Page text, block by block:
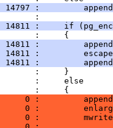
14797 :
:
14811 :     if
:     {
14811 :
14811 :
14811 :
:     }
:     else
:     {
0 :
0 :
0 :